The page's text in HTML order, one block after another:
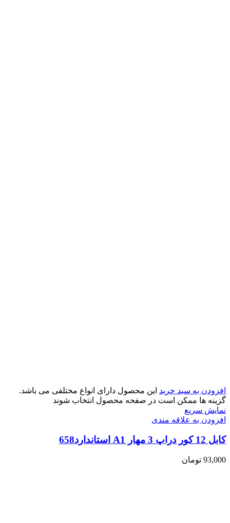
افزودن به سبد خرید این محصول دارای انواع مختلفی می باشد.
گزینه ها ممکن است در صفحه محصول انتخاب شوند
نمایش سریع
افزودن به علاقه مندی
کابل 12 کور دراپ 3 مهار A1 استاندارد658
93,000 تومان